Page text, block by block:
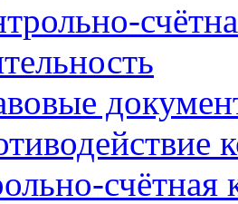
счётная